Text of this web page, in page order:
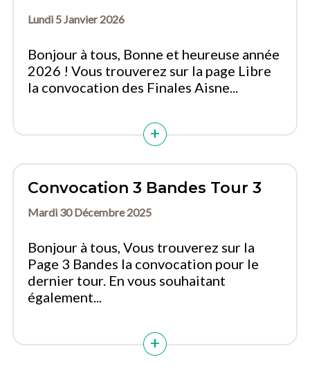
Lundi 5 Janvier 2026
Bonjour à tous, Bonne et heureuse année
2026 ! Vous trouverez sur la page Libre
la convocation des Finales Aisne...
Convocation 3 Bandes Tour 3
Mardi 30 Décembre 2025
Bonjour à tous, Vous trouverez sur la
Page 3 Bandes la convocation pour le
dernier tour. En vous souhaitant
également...